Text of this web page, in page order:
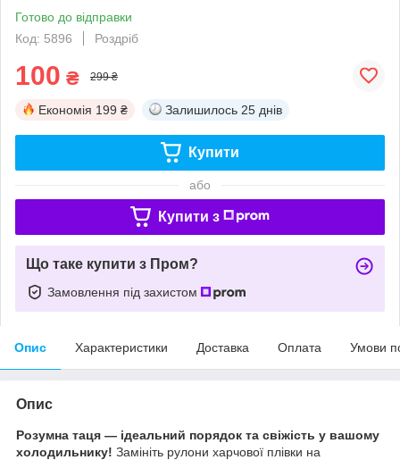
Готово до відправки
Код: 5896
Роздріб
100 ₴ 299 ₴
Економія 199 ₴ Залишилось 25 днів
Купити
або
Купити з
Що таке купити з Пром?
Замовлення під захистом
Опис Характеристики Доставка Оплата Умови
Опис
Розумна таця — ідеальний порядок та свіжість у вашому
холодильнику! Замініть рулони харчової плівки на